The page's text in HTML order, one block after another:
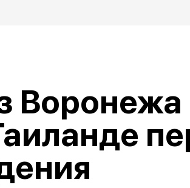
Воронежа